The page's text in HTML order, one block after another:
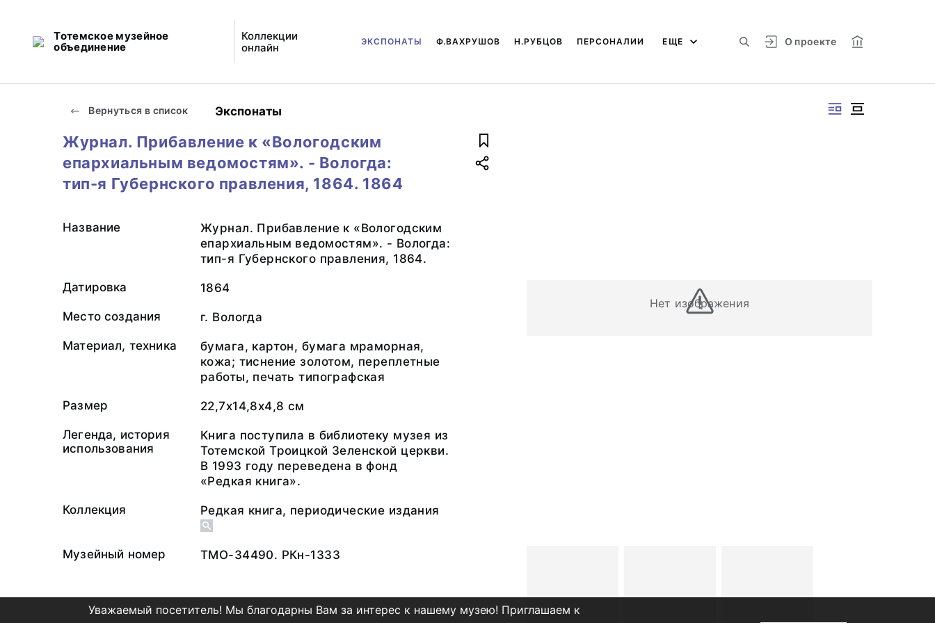
Тотемское музейное
объединение
Коллекции
онлайн
О проекте
ЭКСПОНАТЫ Ф.ВАХРУШОВ Н.РУБЦОВ ПЕРСОНАЛИИ ЕЩЕ
Вернуться в список Экспонаты
Нет изображения
Журнал. Прибавление к «Вологодским
епархиальным ведомостям». - Вологда:
тип-я Губернского правления, 1864. 1864
Название
Журнал. Прибавление к «Вологодским
епархиальным ведомостям». - Вологда:
тип-я Губернского правления, 1864.
Датировка 1864
Место создания г. Вологда
Материал, техника
бумага, картон, бумага мраморная,
кожа; тиснение золотом, переплетные
работы, печать типографская
Размер 22,7х14,8х4,8 см
Легенда, история
использования
Книга поступила в библиотеку музея из
Тотемской Троицкой Зеленской церкви.
В 1993 году переведена в фонд
«Редкая книга».
Коллекция Редкая книга, периодические издания
Музейный номер ТМО-34490. РКн-1333
Уважаемый посетитель! Мы благодарны Вам за интерес к нашему музею! Приглашаем к